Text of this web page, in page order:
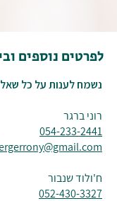
לפרטים נוספים
נשמח לענות על כל
רוני ברגר
054-233-2441⁩
ח'ולוד שנבור
052-430-3327⁩